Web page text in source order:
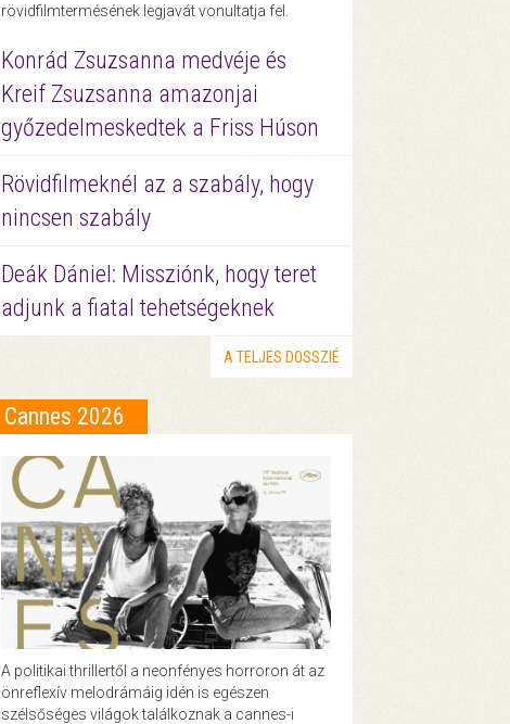
rövidfilmtermésének legjavát vonultatja fel.
Konrád Zsuzsanna medvéje és
Kreif Zsuzsanna amazonjai
győzedelmeskedtek a Friss Húson
Rövidfilmeknél az a szabály, hogy
nincsen szabály
Deák Dániel: Missziónk, hogy teret
adjunk a fiatal tehetségeknek
A TELJES DOSSZIÉ
Cannes 2026
A politikai thrillertől a neonfényes horroron át az
önreflexív melodrámáig idén is egészen
szélsőséges világok találkoznak a cannes-i